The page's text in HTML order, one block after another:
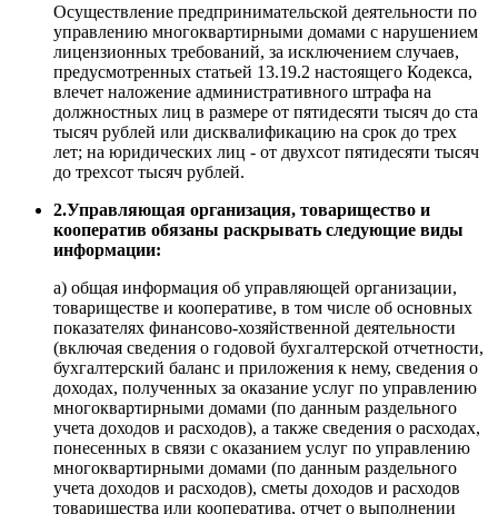
Осуществление предпринимательской деятельности по
управлению многоквартирными домами с нарушением
лицензионных требований, за исключением случаев,
предусмотренных статьей 13.19.2 настоящего Кодекса,
влечет наложение административного штрафа на
должностных лиц в размере от пятидесяти тысяч до ста
тысяч рублей или дисквалификацию на срок до трех
лет; на юридических лиц - от двухсот пятидесяти тысяч
до трехсот тысяч рублей.
2.Управляющая организация, товарищество и
кооператив обязаны раскрывать следующие виды
информации:
а) общая информация об управляющей организации,
товариществе и кооперативе, в том числе об основных
показателях финансово-хозяйственной деятельности
(включая сведения о годовой бухгалтерской отчетности,
бухгалтерский баланс и приложения к нему, сведения о
доходах, полученных за оказание услуг по управлению
многоквартирными домами (по данным раздельного
учета доходов и расходов), а также сведения о расходах,
понесенных в связи с оказанием услуг по управлению
многоквартирными домами (по данным раздельного
учета доходов и расходов), сметы доходов и расходов
товарищества или кооператива, отчет о выполнении